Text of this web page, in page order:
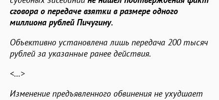
сговора о передаче взятки в размере одного
миллиона рублей Пичугину.
Объективно установлена лишь передача 200 тысяч
рублей за указанные ранее действия.
<…>
Изменение предъявленного обвинения не ухудшает